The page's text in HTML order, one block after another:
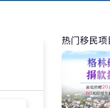
移民问答
热门移民项